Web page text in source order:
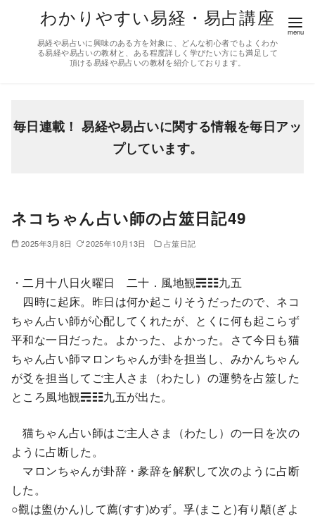
わかりやすい易経・易占講座
易経や易占いに興味のある方を対象に、どんな初心者でもよくわか
る易経や易占いの教材と、ある程度詳しく学びたい方にも満足して
頂ける易経や易占いの教材を紹介しております。
毎日連載！ 易経や易占いに関する情報を毎日アッ
プしています。
ネコちゃん占い師の占筮日記49
2025年3月8日 2025年10月13日 占筮日記
・二月十八日火曜日 二十．風地観☴☷九五
四時に起床。昨日は何か起こりそうだったので、ネコ
ちゃん占い師が心配してくれたが、とくに何も起こらず
平和な一日だった。よかった、よかった。さて今日も猫
ちゃん占い師マロンちゃんが卦を担当し、みかんちゃん
が爻を担当してご主人さま（わたし）の運勢を占筮した
ところ風地観☴☷九五が出た。
猫ちゃん占い師はご主人さま（わたし）の一日を次の
ように占断した。
マロンちゃんが卦辞・彖辞を解釈して次のように占断
した。
○觀は盥(かん)して薦(すす)めず。孚(まこと)有り顒(ぎよ